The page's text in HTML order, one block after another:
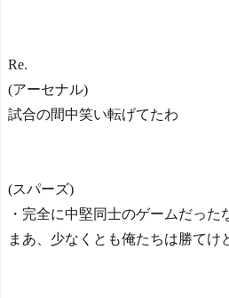
Re.
(アーセナル)
試合の間中笑い転げてたわ
(スパーズ)
・完全に中堅同士のゲームだった
まあ、少なくとも俺たちは勝てけ